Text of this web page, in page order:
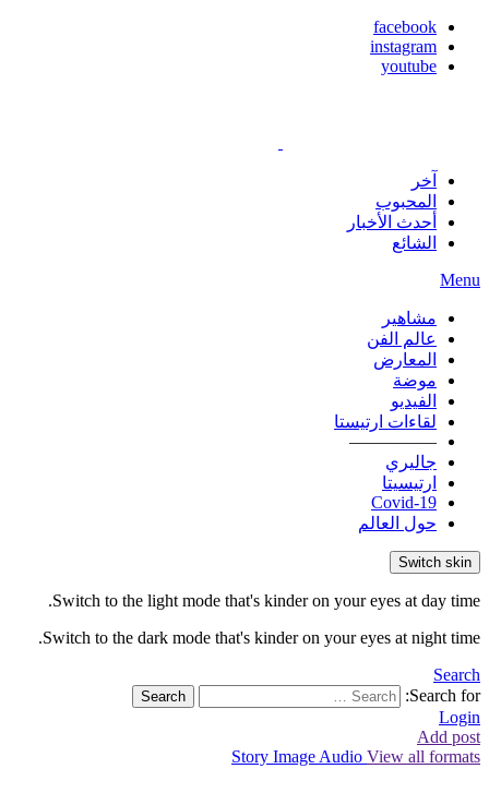
facebook
instagram
youtube
آخر
المحبوب
أحدث الأخبار
الشائع
Menu
مشاهير
عالم الفن
المعارض
موضة
الفيديو
لقاءات ارتيستا
—————
جاليري
ارتيسيتا
Covid-19
حول العالم
Switch skin
Switch to the light mode that's kinder on your eyes at day time.
Switch to the dark mode that's kinder on your eyes at night time.
Search
Search for:
Search
Login
Add post
Story Image Audio View all formats